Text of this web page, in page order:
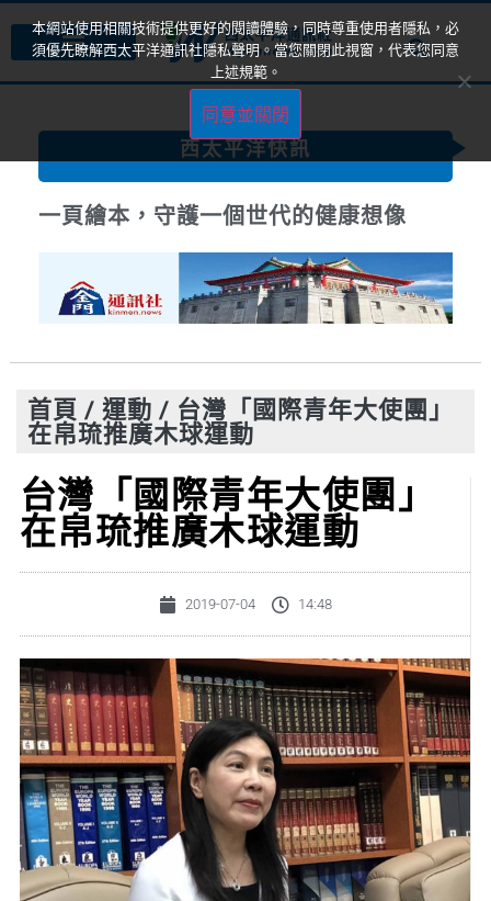
西太平洋快訊
一頁繪本，守護一個世代的健康想像
首頁 / 運動 / 台灣「國際青年大使團」
在帛琉推廣木球運動
台灣「國際青年大使團」
在帛琉推廣木球運動
2019-07-04 14:48
本網站使用相關技術提供更好的閱讀體驗，同時尊重使用者隱私，必
須優先瞭解西太平洋通訊社隱私聲明。當您關閉此視窗，代表您同意
上述規範。
同意並關閉